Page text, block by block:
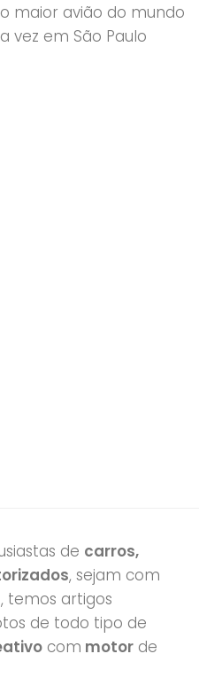
maior avião do mundo
vez em São Paulo
de carros,
, sejam com
, temos artigos
de todo tipo de
com motor de